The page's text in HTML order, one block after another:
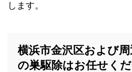
します。
横浜市金沢区および
の巣駆除はお任せく